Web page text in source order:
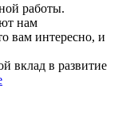
работы.
нам
вам интересно, и
вклад в развитие